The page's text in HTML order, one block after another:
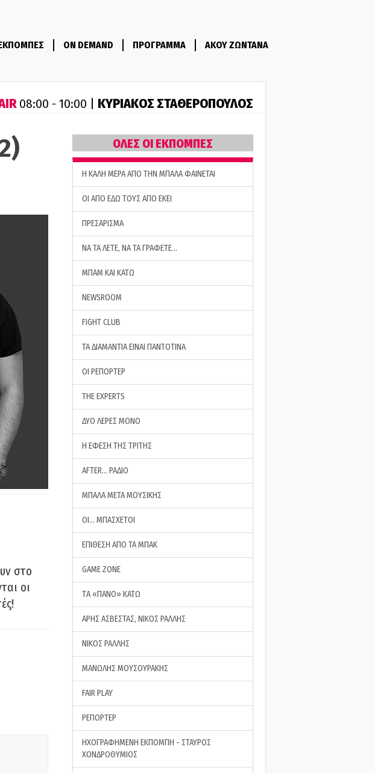
ON DEMAND ΠΡΟΓΡΑΜΜΑ ΑΚΟΥ ΖΩΝΤΑΝΑ
08:00 - 10:00 | ΚΥΡΙΑΚΟΣ ΣΤΑΘΕΡΟΠΟΥΛΟΣ
στο
οι
ΟΛΕΣ ΟΙ ΕΚΠΟΜΠΕΣ
H ΚΑΛΗ ΜΕΡΑ ΑΠΟ ΤΗΝ ΜΠΑΛΑ ΦΑΙΝΕΤΑΙ
ΟΙ ΑΠΟ ΕΔΩ ΤΟΥΣ ΑΠΟ ΕΚΕΙ
ΠΡΕΣΑΡΙΣΜΑ
ΝΑ ΤΑ ΛΕΤΕ, ΝΑ ΤΑ ΓΡΑΦΕΤΕ…
ΜΠΑΜ ΚΑΙ ΚΑΤΩ
NEWSROOM
FIGHT CLUB
ΤΑ ΔΙΑΜΑΝΤΙΑ ΕΙΝΑΙ ΠΑΝΤΟΤΙΝΑ
ΟΙ ΡΕΠΟΡΤΕΡ
THE EXPERTS
ΔΥΟ ΛΕΡΕΣ ΜΟΝΟ
Η ΕΦΕΣΗ ΤΗΣ ΤΡΙΤΗΣ
AFTER… ΡΑΔΙΟ
ΜΠΑΛΑ ΜΕΤΑ ΜΟΥΣΙΚΗΣ
ΟΙ… ΜΠΑΣΧΕΤΟΙ
ΕΠΙΘΕΣΗ ΑΠΟ ΤΑ ΜΠΑΚ
GAME ZONE
ΤA «ΠΑΝΟ» ΚΑΤΩ
ΑΡΗΣ ΑΣΒΕΣΤΑΣ, ΝΙΚΟΣ ΡΑΛΛΗΣ
ΝΙΚΟΣ ΡΑΛΛΗΣ
ΜΑΝΩΛΗΣ ΜΟΥΣΟΥΡΑΚΗΣ
FAIR PLAY
ΡΕΠΟΡΤΕΡ
ΗΧΟΓΡΑΦΗΜΕΝΗ ΕΚΠΟΜΠΗ - ΣΤΑΥΡΟΣ
ΧΟΝΔΡΟΘΥΜΙΟΣ